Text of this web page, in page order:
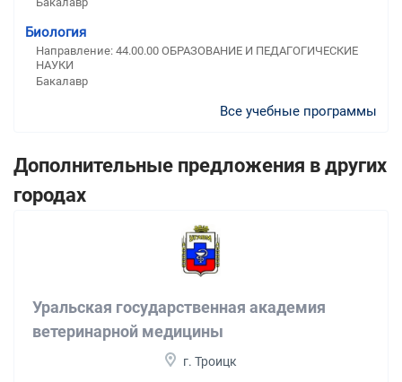
Биология
Направление: 44.00.00 ОБРАЗОВАНИЕ И ПЕДАГОГИЧЕСКИЕ
НАУКИ
Бакалавр
Все учебные программы
Дополнительные предложения в других
городах
Уральская государственная академия
ветеринарной медицины
г. Троицк